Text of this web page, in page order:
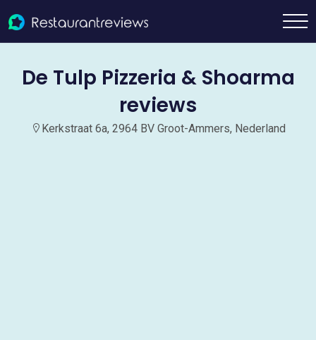
De Tulp Pizzeria & Shoarma
reviews
Kerkstraat 6a, 2964 BV Groot-Ammers, Nederland